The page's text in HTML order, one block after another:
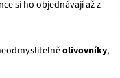
si ho objednávají až z
olivovníky,